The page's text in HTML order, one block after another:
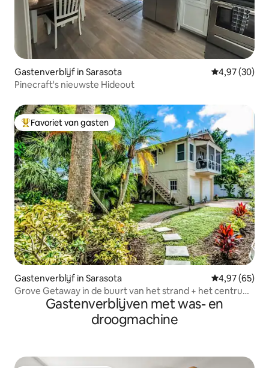
Gastenverblijf in Sarasota Gemiddelde
4,97 (30)
Pinecraft's nieuwste Hideout
Topfavoriet van gasten
Favoriet van gasten
Gastenverblijf in Sarasota Gemiddelde
4,97 (65)
Grove Getaway in de buurt van het strand + het centrum
met zwembad!
Gastenverblijven met was- en
droogmachine